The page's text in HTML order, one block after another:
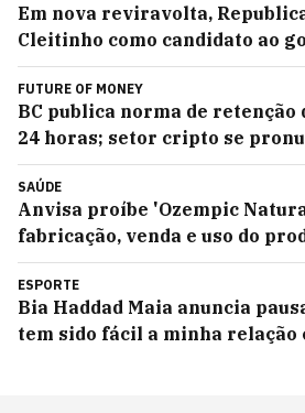
Em nova reviravolta,
Cleitinho como candidato ao
FUTURE OF MONEY
BC publica norma de retenção
24 horas; setor cripto se
SAÚDE
Anvisa proíbe 'Ozempic
fabricação, venda e uso do
ESPORTE
Bia Haddad Maia anuncia
tem sido fácil a minha relação